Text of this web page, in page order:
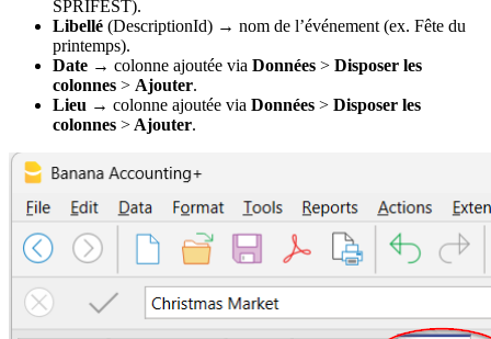
SPRIFEST).
Libellé (DescriptionId) → nom de l’événement (ex. Fête du
printemps).
Date → colonne ajoutée via Données > Disposer les
colonnes > Ajouter.
Lieu → colonne ajoutée via Données > Disposer les
colonnes >Ajouter.